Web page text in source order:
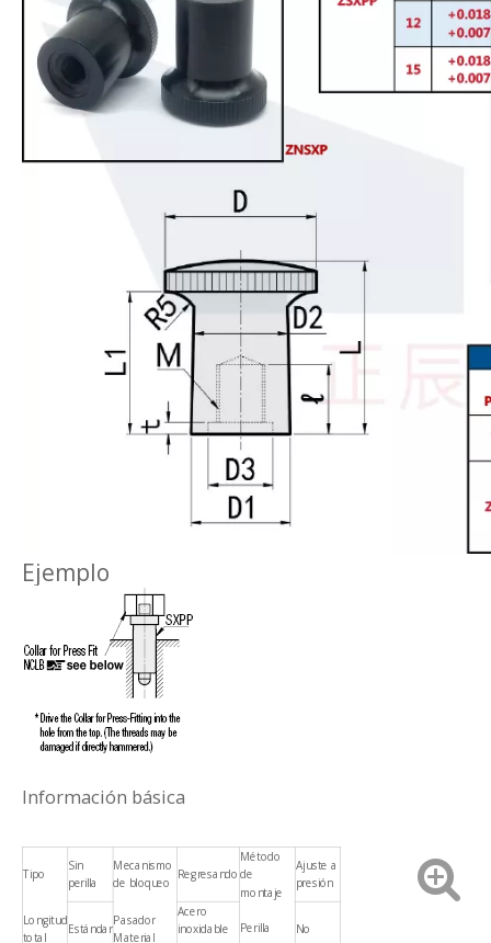
Ejemplo
Información básica
Tipo
Sin
perilla
Mecanismo
de bloqueo
Regresando
Método
de
montaje
Ajuste a
presión
Longitud
total
Estándar
Pasador
Material
Acero
inoxidable
Perilla No